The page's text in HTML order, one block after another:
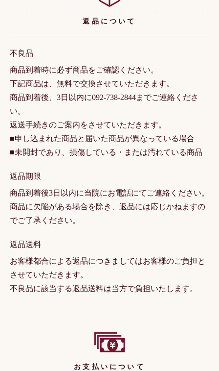
返品について
不良品
商品到着時に必ず商品をご確認ください。
下記商品は、無料で交換させていただきます。
商品到着後、3日以内に092-738-2844までご連絡くださ
い。
返送手続きのご案内をさせていただきます。
■申し込まれた商品と届いた商品が異なっている場合
■未開封であり、損傷している・または汚れている商品
返品期限
商品到着後3日以内に当院にお電話にてご連絡ください。
商品に欠陥がある場合を除き、返品には応じかねますの
でご了承ください。
返品送料
お客様都合による返品につきましてはお客様のご負担と
させていただきます。
不良品に該当する返品送料は当方で負担いたします。
お支払いについて